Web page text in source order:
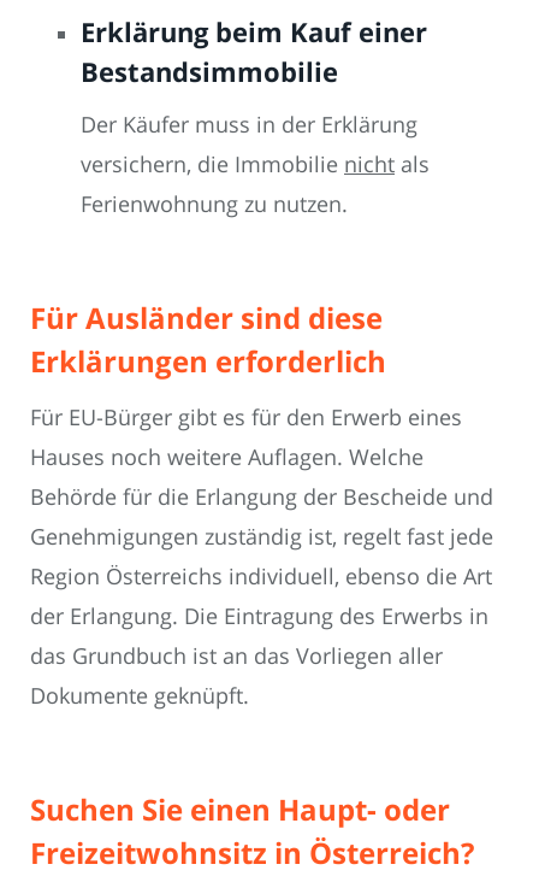
Erklärung beim Kauf einer
Bestandsimmobilie
Der Käufer muss in der Erklärung
versichern, die Immobilie nicht als
Ferienwohnung zu nutzen.
Für Ausländer sind diese
Erklärungen erforderlich
Für EU-Bürger gibt es für den Erwerb eines
Hauses noch weitere Auflagen. Welche
Behörde für die Erlangung der Bescheide und
Genehmigungen zuständig ist, regelt fast jede
Region Österreichs individuell, ebenso die Art
der Erlangung. Die Eintragung des Erwerbs in
das Grundbuch ist an das Vorliegen aller
Dokumente geknüpft.
Suchen Sie einen Haupt- oder
Freizeitwohnsitz in Österreich?